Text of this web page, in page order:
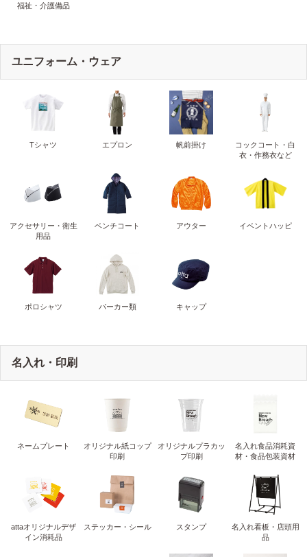
福祉・介護備品
ユニフォーム・ウェア
Tシャツ エプロン 帆前掛け
コックコート・白
衣・作務衣など
アクセサリー・衛生
用品
ベンチコート アウター イベントハッピ
ポロシャツ パーカー類 キャップ
名入れ・印刷
ネームプレート
オリジナル紙コップ
印刷
オリジナルプラカッ
プ印刷
名入れ食品消耗資
材・食品包装資材
attaオリジナルデザ
イン消耗品
ステッカー・シール スタンプ
名入れ看板・店頭用
品